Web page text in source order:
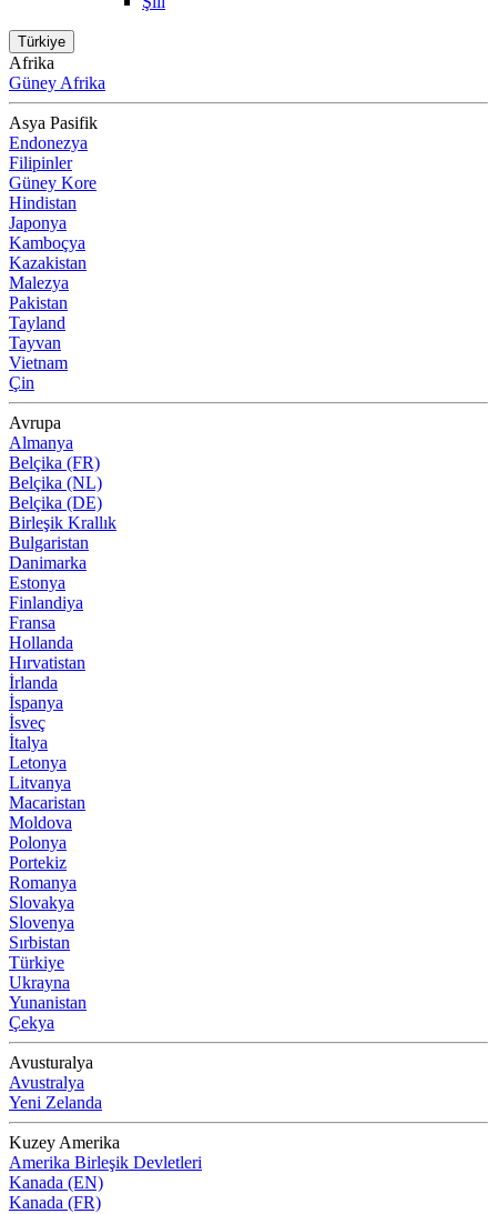
Türkiye
Afrika
Güney Afrika
Asya Pasifik
Endonezya
Filipinler
Güney Kore
Hindistan
Japonya
Kamboçya
Kazakistan
Malezya
Pakistan
Tayland
Tayvan
Vietnam
Çin
Avrupa
Almanya
Belçika (FR)
Belçika (NL)
Belçika (DE)
Birleşik Krallık
Bulgaristan
Danimarka
Estonya
Finlandiya
Fransa
Hollanda
Hırvatistan
İrlanda
İspanya
İsveç
İtalya
Letonya
Litvanya
Macaristan
Moldova
Polonya
Portekiz
Romanya
Slovakya
Slovenya
Sırbistan
Türkiye
Ukrayna
Yunanistan
Çekya
Avusturalya
Avustralya
Yeni Zelanda
Kuzey Amerika
Amerika Birleşik Devletleri
Kanada (EN)
Kanada (FR)